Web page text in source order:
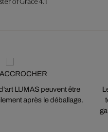
LUMAS peuvent être
après le déballage.